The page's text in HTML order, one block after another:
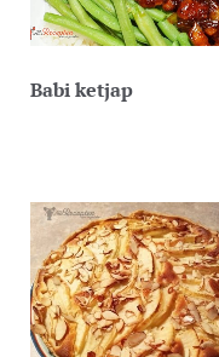
Babi ketjap